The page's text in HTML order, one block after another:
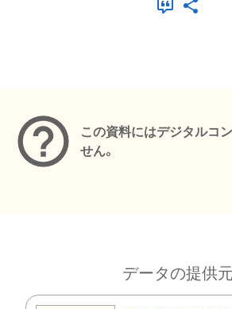
この資料にはデジタルコ
せん。
データの提供元